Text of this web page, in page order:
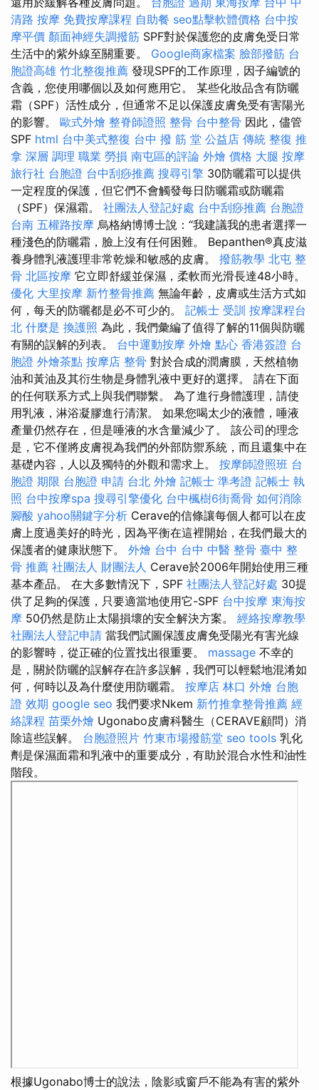
清路 按摩 免費按摩課程 自助餐 seo點擊軟體價格 台中按
摩平價 顏面神經失調撥筋 SPF對於保護您的皮膚免受日常
生活中的紫外線至關重要。 Google商家檔案 臉部撥筋 台
胞證高雄 竹北整復推薦 發現SPF的工作原理，因子編號的
含義，您使用哪個以及如何應用它。 某些化妝品含有防曬
霜（SPF）活性成分，但通常不足以保護皮膚免受有害陽光
的影響。 歐式外燴 整脊師證照 整骨 台中整骨 因此，儘管
SPF html 台中美式整復 台中 撥 筋 堂 公益店 傳統 整復 推
拿 深層 調理 職業 勞損 南屯區的評論 外燴 價格 大腿 按摩
旅行社 台胞證 台中刮痧推薦 搜尋引擎 30防曬霜可以提供
一定程度的保護，但它們不會觸發每日防曬霜或防曬霜
（SPF）保濕霜。 社團法人登記好處 台中刮痧推薦 台胞證
台南 五權路按摩 烏格納博博士說：“我建議我的患者選擇一
種淺色的防曬霜，臉上沒有任何困難。 Bepanthen®真皮滋
養身體乳液護理非常乾燥和敏感的皮膚。 撥筋教學 北屯 整
骨 北區按摩 它立即舒緩並保濕，柔軟而光滑長達48小時。
優化 大里按摩 新竹整骨推薦 無論年齡，皮膚或生活方式如
何，每天的防曬都是必不可少的。 記帳士 受訓 按摩課程台
北 什麼是 換護照 為此，我們彙編了值得了解的11個與防曬
有關的誤解的列表。 台中運動按摩 外燴 點心 香港簽證 台
胞證 外燴茶點 按摩店 整骨 對於合成的潤膚膜，天然植物
油和黃油及其衍生物是身體乳液中更好的選擇。 請在下面
的任何联系方式上與我們聯繫。 為了進行身體護理，請使
用乳液，淋浴凝膠進行清潔。 如果您喝太少的液體，唾液
產量仍然存在，但是唾液的水含量減少了。 該公司的理念
是，它不僅將皮膚視為我們的外部防禦系統，而且還集中在
基礎內容，人以及獨特的外觀和需求上。 按摩師證照班 台
胞證 期限 台胞證 申請 台北 外燴 記帳士 準考證 記帳士 執
照 台中按摩spa 搜尋引擎優化 台中楓樹6街喬骨 如何消除
腳酸 yahoo關鍵字分析 Cerave的信條讓每個人都可以在皮
膚上度過美好的時光，因為平衡在這裡開始，在我們最大的
保護者的健康狀態下。 外燴 台中 台中 中醫 整骨 臺中 整
骨 推薦 社團法人 財團法人 Cerave於2006年開始使用三種
基本產品。 在大多數情況下，SPF 社團法人登記好處 30提
供了足夠的保護，只要適當地使用它-SPF 台中按摩 東海按
摩 50仍然是防止太陽損壞的安全解決方案。 經絡按摩教學
社團法人登記申請 當我們試圖保護皮膚免受陽光有害光線
的影響時，從正確的位置找出很重要。 massage 不幸的
是，關於防曬的誤解存在許多誤解，我們可以輕鬆地混淆如
何，何時以及為什麼使用防曬霜。 按摩店 林口 外燴 台胞
證 效期 google seo 我們要求Nkem 新竹推拿整骨推薦 經
絡課程 苗栗外燴 Ugonabo皮膚科醫生（CERAVE顧問）消
除這些誤解。 台胞證照片 竹東市場撥筋堂 seo tools 乳化
劑是保濕面霜和乳液中的重要成分，有助於混合水性和油性
階段。
根據Ugonabo博士的說法，陰影或窗戶不能為有害的紫外